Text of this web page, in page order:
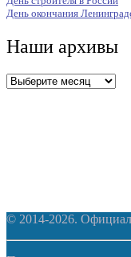
День окончания
Наши архивы
Наши
© 2014-2026.